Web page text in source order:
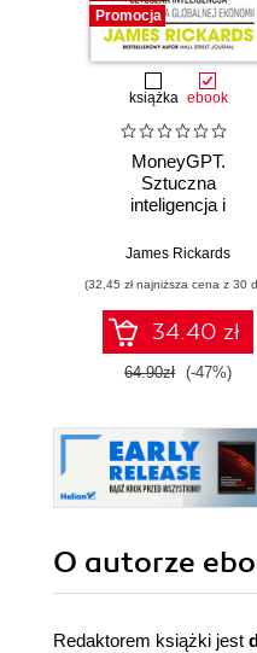
Promocja
książka ebook
MoneyGPT.
Sztuczna
inteligencja i
globalnej ekonomii
James Rickards
(32,45 zł najniższa cena z 30
34.40 zł
64.90zł (-47%)
O autorze
Redaktorem książki jest